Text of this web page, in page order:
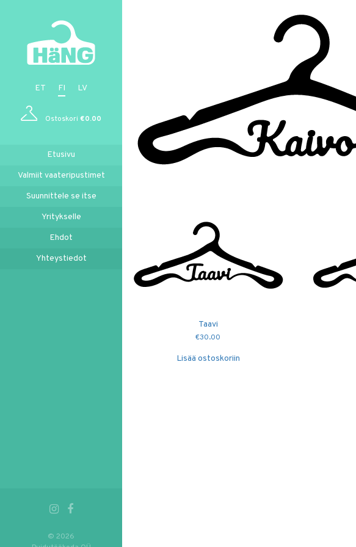
ET FI LV
Ostoskori €0.00
Etusivu
Valmiit vaateripustimet
Suunnittele se itse
Yritykselle
Ehdot
Yhteystiedot
© 2026
Taavi
€30.00
Lisää ostoskoriin